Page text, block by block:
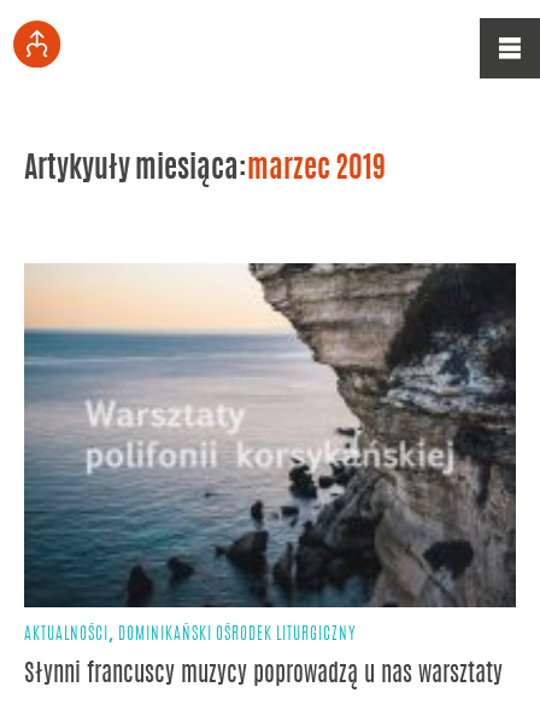
Artykyuły miesiąca: marzec 2019
AKTUALNOŚCI , DOMINIKAŃSKI OŚRODEK LITURGICZNY
Słynni francuscy muzycy poprowadzą u nas warsztaty